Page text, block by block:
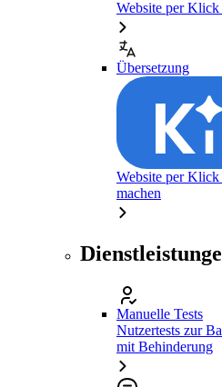
Website per Klick
Übersetzung
Website per Klick
machen
Manuelle Tests
Nutzertests zur
mit Behinderung